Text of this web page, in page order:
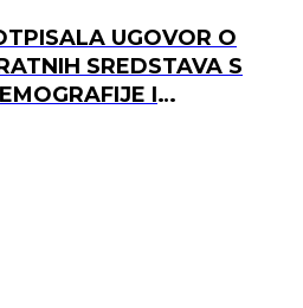
UGOVOR O
SREDSTAVA S
I
IGRALIŠTA U